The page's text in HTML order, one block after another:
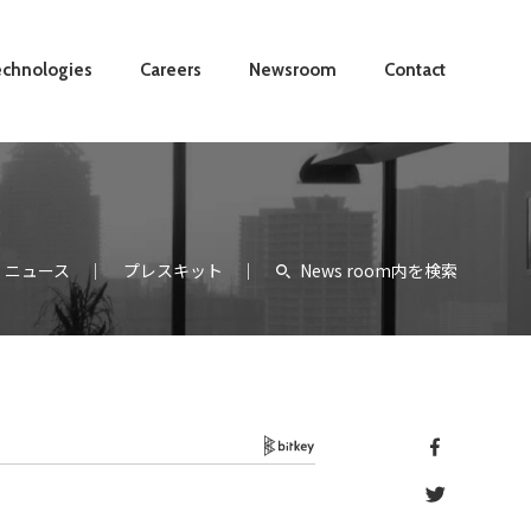
Careers Newsroom Contact
ニュース プレスキット News room内を検索